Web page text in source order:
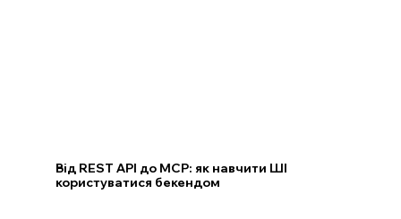
Від REST API до MCP: як навчити ШІ
користуватися бекендом